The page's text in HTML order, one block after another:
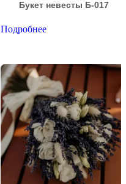
Букет невесты Б-017
Подробнее